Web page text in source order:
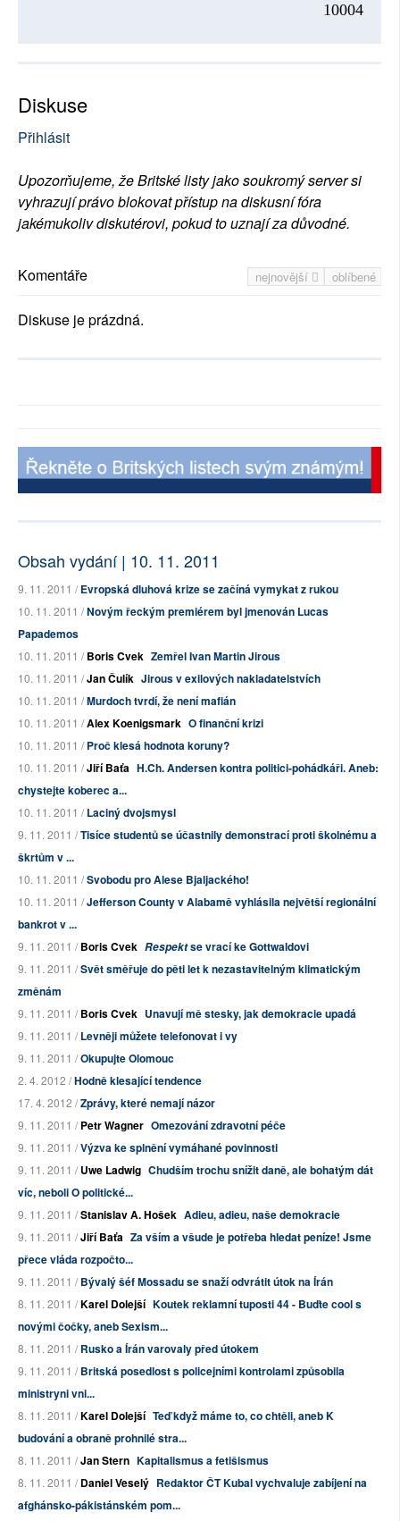
10004
Diskuse
Přihlásit
Upozorňujeme, že Britské listy jako soukromý server si
vyhrazují právo blokovat přístup na diskusní fóra
jakémukoliv diskutérovi, pokud to uznají za důvodné.
nejnovější oblíbené
Komentáře
Diskuse je prázdná.
Obsah vydání | 10. 11. 2011
9. 11. 2011 /Evropská dluhová krize se začíná vymykat z rukou
10. 11. 2011 /Novým řeckým premiérem byl jmenován Lucas
Papademos
10. 11. 2011 /Boris Cvek Zemřel Ivan Martin Jirous
10. 11. 2011 /Jan Čulík Jirous v exilových nakladatelstvích
10. 11. 2011 /Murdoch tvrdí, že není mafián
10. 11. 2011 /Alex Koenigsmark O finanční krizi
10. 11. 2011 /Proč klesá hodnota koruny?
10. 11. 2011 /Jiří Baťa H.Ch. Andersen kontra politici-pohádkáři. Aneb:
chystejte koberec a...
10. 11. 2011 /Laciný dvojsmysl
9. 11. 2011 /Tisíce studentů se účastnily demonstrací proti školnému a
škrtům v ...
10. 11. 2011 /Svobodu pro Alese Bjaljackého!
10. 11. 2011 /Jefferson County v Alabamě vyhlásila největší regionální
bankrot v ...
9. 11. 2011 /Boris Cvek Respektse vrací ke Gottwaldovi
9. 11. 2011 /Svět směřuje do pěti let k nezastavitelným klimatickým
změnám
9. 11. 2011 /Boris Cvek Unavují mě stesky, jak demokracie upadá
9. 11. 2011 /Levněji můžete telefonovat i vy
9. 11. 2011 /Okupujte Olomouc
2. 4. 2012 /Hodně klesající tendence
17. 4. 2012 /Zprávy, které nemají názor
9. 11. 2011 /Petr Wagner Omezování zdravotní péče
9. 11. 2011 /Výzva ke splnění vymáhané povinnosti
9. 11. 2011 /Uwe Ladwig Chudším trochu snížit daně, ale bohatým dát
víc, neboli O politické...
9. 11. 2011 /Stanislav A. Hošek Adieu, adieu, naše demokracie
9. 11. 2011 /Jiří Baťa Za vším a všude je potřeba hledat peníze! Jsme
přece vláda rozpočto...
9. 11. 2011 /Bývalý šéf Mossadu se snaží odvrátit útok na Írán
8. 11. 2011 /Karel Dolejší Koutek reklamní tuposti 44 - Buďte cool s
novými čočky, aneb Sexism...
8. 11. 2011 /Rusko a Írán varovaly před útokem
9. 11. 2011 /Britská posedlost s policejními kontrolami způsobila
ministryni vni...
8. 11. 2011 /Karel Dolejší Teď když máme to, co chtěli, aneb K
budování a obraně prohnilé stra...
8. 11. 2011 /Jan Stern Kapitalismus a fetišismus
8. 11. 2011 /Daniel Veselý Redaktor ČT Kubal vychvaluje zabíjení na
afghánsko-pákistánském pom...